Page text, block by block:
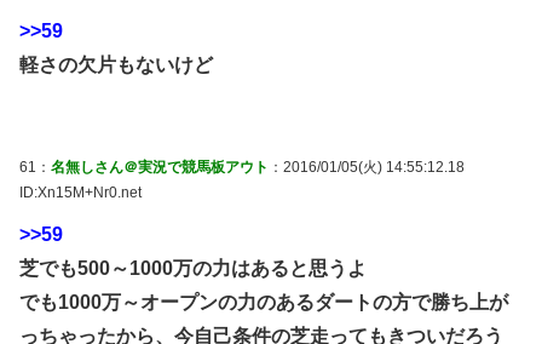
>>59
軽さの欠片もないけど
61： 名無しさん＠実況で競馬板アウト ：2016/01/05(火) 14:55:12.18
ID:Xn15M+Nr0.net
>>59
芝でも500～1000万の力はあると思うよ
でも1000万～オープンの力のあるダートの方で勝ち上が
っちゃったから、今自己条件の芝走ってもきついだろう